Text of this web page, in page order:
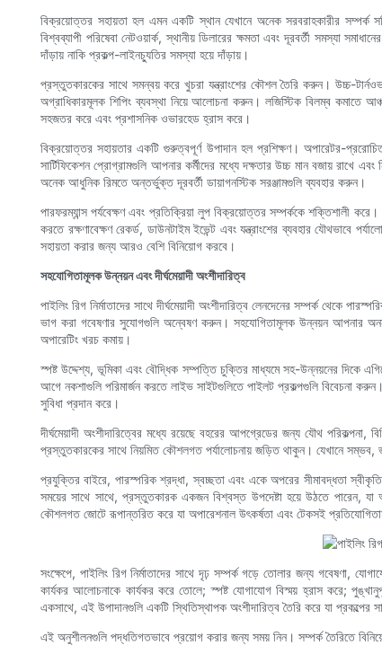
বিক্রয়োত্তর সহায়তা হল এমন একটি স্থান যেখানে অনেক সরবরাহকারীর সম্পর্ক
বিশ্বব্যাপী পরিষেবা নেটওয়ার্ক, স্থানীয় ডিলারের ক্ষমতা এবং দূরবর্তী সমস্যা
দাঁড়ায় নাকি প্রকল্প-লাইনচ্যুতির সমস্যা হয়ে দাঁড়ায়।
প্রস্তুতকারকের সাথে সমন্বয় করে খুচরা যন্ত্রাংশের কৌশল তৈরি করুন। উচ্চ-
অগ্রাধিকারমূলক শিপিং ব্যবস্থা নিয়ে আলোচনা করুন। লজিস্টিক বিলম্ব কমাতে
সহজতর করে এবং প্রশাসনিক ওভারহেড হ্রাস করে।
বিক্রয়োত্তর সহায়তার একটি গুরুত্বপূর্ণ উপাদান হল প্রশিক্ষণ। অপারেটর-
সার্টিফিকেশন প্রোগ্রামগুলি আপনার কর্মীদের মধ্যে দক্ষতার উচ্চ মান বজায় রাখে
অনেক আধুনিক রিমতে অন্তর্ভুক্ত দূরবর্তী ডায়াগনস্টিক সরঞ্জামগুলি ব্যবহার করুন।
পারফরম্যান্স পর্যবেক্ষণ এবং প্রতিক্রিয়া লুপ বিক্রয়োত্তর সম্পর্ককে শক্তিশালী
করতে রক্ষণাবেক্ষণ রেকর্ড, ডাউনটাইম ইভেন্ট এবং যন্ত্রাংশের ব্যবহার যৌথভাবে
সহায়তা করার জন্য আরও বেশি বিনিয়োগ করবে।
সহযোগিতামূলক উন্নয়ন এবং দীর্ঘমেয়াদী অংশীদারিত্ব
পাইলিং রিগ নির্মাতাদের সাথে দীর্ঘমেয়াদী অংশীদারিত্ব লেনদেনের সম্পর্ক
ভাগ করা গবেষণার সুযোগগুলি অন্বেষণ করুন। সহযোগিতামূলক উন্নয়ন আপনার অনন্য
অপারেটিং খরচ কমায়।
স্পষ্ট উদ্দেশ্য, ভূমিকা এবং বৌদ্ধিক সম্পত্তি চুক্তির মাধ্যমে সহ-উন্নয়নের দিকে
আগে নকশাগুলি পরিমার্জন করতে লাইভ সাইটগুলিতে পাইলট প্রকল্পগুলি বিবেচনা
সুবিধা প্রদান করে।
দীর্ঘমেয়াদী অংশীদারিত্বের মধ্যে রয়েছে বহরের আপগ্রেডের জন্য যৌথ
প্রস্তুতকারকের সাথে নিয়মিত কৌশলগত পর্যালোচনায় জড়িত থাকুন। যেখানে
প্রযুক্তির বাইরে, পারস্পরিক শ্রদ্ধা, স্বচ্ছতা এবং একে অপরের সীমাবদ্ধতা
সময়ের সাথে সাথে, প্রস্তুতকারক একজন বিশ্বস্ত উপদেষ্টা হয়ে উঠতে পারেন,
কৌশলগত জোটে রূপান্তরিত করে যা অপারেশনাল উৎকর্ষতা এবং টেকসই
সংক্ষেপে, পাইলিং রিগ নির্মাতাদের সাথে দৃঢ় সম্পর্ক গড়ে তোলার জন্য গবেষণা,
কার্যকর আলোচনাকে কার্যকর করে তোলে; স্পষ্ট যোগাযোগ বিস্ময় হ্রাস করে;
একসাথে, এই উপাদানগুলি একটি স্থিতিস্থাপক অংশীদারিত্ব তৈরি করে যা
এই অনুশীলনগুলি পদ্ধতিগতভাবে প্রয়োগ করার জন্য সময় নিন। সম্পর্ক তৈরিতে